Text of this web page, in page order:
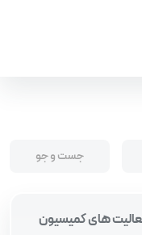
های کمیسیون